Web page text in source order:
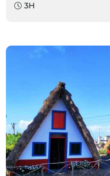
3H